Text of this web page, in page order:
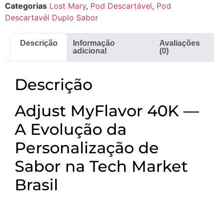
Categorias Lost Mary, Pod Descartável, Pod
Descartavél Duplo Sabor
Descrição
Informação
adicional
Avaliações
(0)
Descrição
Adjust MyFlavor 40K —
A Evolução da
Personalização de
Sabor na Tech Market
Brasil